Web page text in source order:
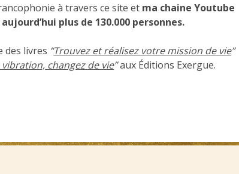
à travers ce site et ma chaine Youtube
plus de 130.000 personnes.
des livres “Trouvez et réalisez votre mission de vie”
vibration, changez de vie”aux Éditions Exergue.